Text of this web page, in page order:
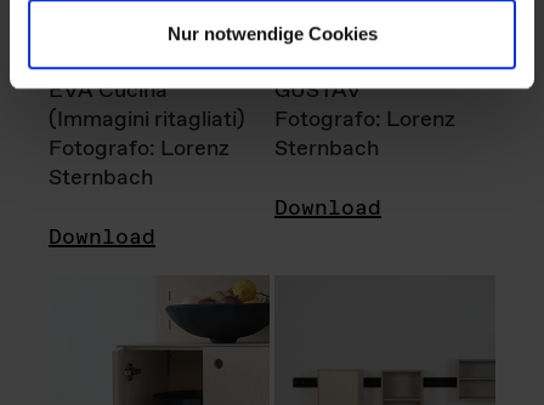
Nur notwendige Cookies
EVA Cucina
(Immagini ritagliati)
Fotografo: Lorenz
Sternbach
Download
GUSTAV
Fotografo: Lorenz
Sternbach
Download